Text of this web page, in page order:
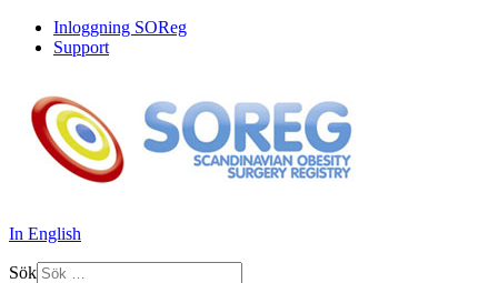
Inloggning SOReg
Support
In English
Sök